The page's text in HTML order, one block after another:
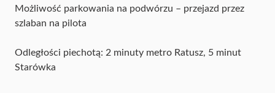
Możliwość parkowania na podwórzu – przejazd przez
szlaban na pilota
Odległości piechotą: 2 minuty metro Ratusz, 5 minut
Starówka